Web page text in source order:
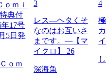
ｏｍｉ
典付
年17号
5日発
ｏｍ
3
レス―ヘタくそ
なのはお互いさ
まです。―【マ
イクロ】 26
深海魚
4
極
カ
イ
し